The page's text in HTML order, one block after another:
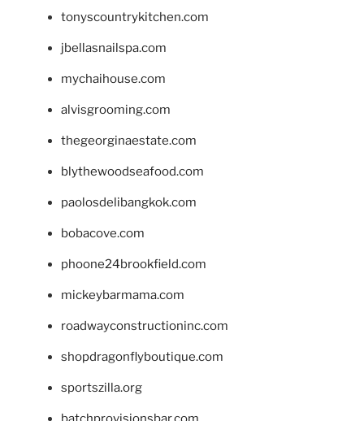
tonyscountrykitchen.com
jbellasnailspa.com
mychaihouse.com
alvisgrooming.com
thegeorginaestate.com
blythewoodseafood.com
paolosdelibangkok.com
bobacove.com
phoone24brookfield.com
mickeybarmama.com
roadwayconstructioninc.com
shopdragonflyboutique.com
sportszilla.org